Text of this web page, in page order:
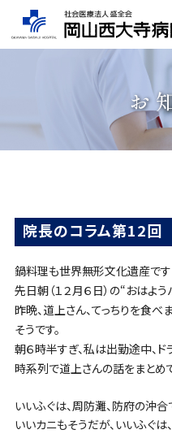
お
院長のコラム第12
鍋料理も世界無形文化遺産です
先日朝（１２月６日）の“おはよ
昨晩、道上さん、てっちりを食べ
そうです。
朝６時半すぎ、私は出勤途中、
時系列で道上さんの話をまとめ
いいふぐは、周防灘、防府の沖
いいカニもそうだが、いいふぐは